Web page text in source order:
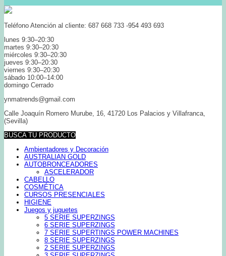
Teléfono Atención al cliente: 687 668 733 -954 493 693
lunes 9:30–20:30
martes 9:30–20:30
miércoles 9:30–20:30
jueves 9:30–20:30
viernes 9:30–20:30
sábado 10:00–14:00
domingo Cerrado
ynmatrends@gmail.com
Calle Joaquín Romero Murube, 16, 41720 Los Palacios y Villafranca,
(Sevilla)
BUSCA TU PRODUCTO
Ambientadores y Decoración
AUSTRALIAN GOLD
AUTOBRONCEADORES
ASCELERADOR
CABELLO
COSMÉTICA
CURSOS PRESENCIALES
HIGIENE
Juegos y juguetes
5 SERIE SUPERZINGS
6 SERIE SUPERZINGS
7 SERIE SUPERTINGS POWER MACHINES
8 SERIE SUPERZINGS
2 SERIE SUPERZINGS